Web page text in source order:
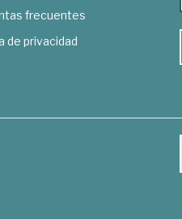
frecuentes
de privacidad